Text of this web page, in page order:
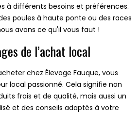
à différents besoins et préférences.
poules à haute ponte ou des races
avons ce qu'il vous faut !
de l’achat local
chez Élevage Fauque, vous
local passionné. Cela signifie non
frais et de qualité, mais aussi un
et des conseils adaptés à votre